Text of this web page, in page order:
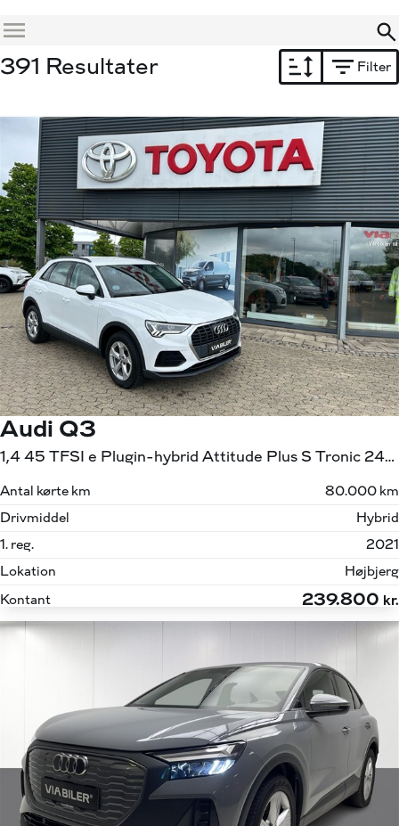
Menu
391 Resultater Filter
Audi Q3
1,4 45 TFSI e Plugin-hybrid Attitude Plus S Tronic 245HK 5d 6g Aut.
Antal kørte km
80.000 km
Drivmiddel
Hybrid
1. reg.
2021
Lokation
Højbjerg
Kontant
239.800 kr.